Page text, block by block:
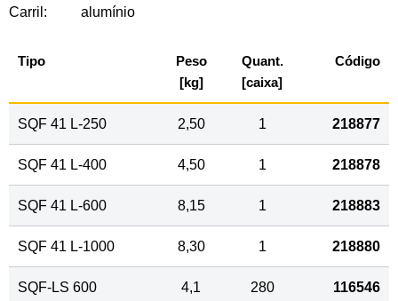
Carril:
alumínio
Tipo
Peso
[kg]
Quant.
[caixa]
Código
SQF 41 L-250 2,50 1 218877
SQF 41 L-400 4,50 1 218878
SQF 41 L-600 8,15 1 218883
SQF 41 L-1000 8,30 1 218880
SQF-LS 600 4,1 280 116546